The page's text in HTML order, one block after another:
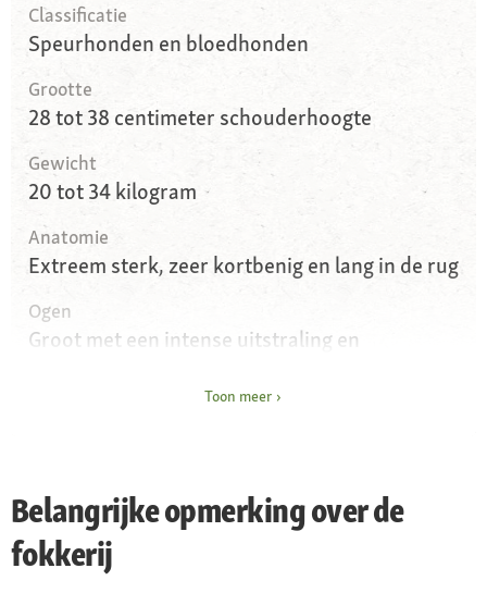
Classificatie
Speurhonden en bloedhonden
Grootte
28 tot 38 centimeter schouderhoogte
Gewicht
20 tot 34 kilogram
Anatomie
Extreem sterk, zeer kortbenig en lang in de rug
Ogen
Groot met een intense uitstraling en
Kort, robuust in bruin/wit, gevlekt en
driekleurig
Toon meer
Belangrijke opmerking over de
fokkerij